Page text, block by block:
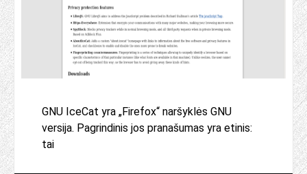
GNU IceCat yra „Firefox“ naršyklės GNU
versija. Pagrindinis jos pranašumas yra etinis:
tai